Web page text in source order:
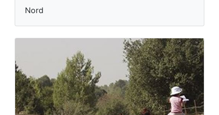
Nord